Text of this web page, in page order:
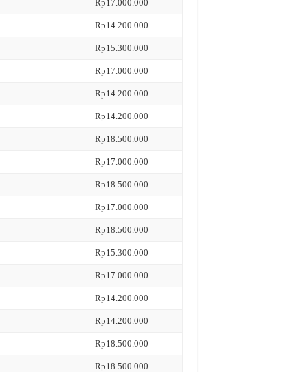
Rp17.000.000
Rp14.200.000
Rp15.300.000
Rp17.000.000
Rp14.200.000
Rp14.200.000
Rp18.500.000
Rp17.000.000
Rp18.500.000
Rp17.000.000
Rp18.500.000
Rp15.300.000
Rp17.000.000
Rp14.200.000
Rp14.200.000
Rp18.500.000
Rp18.500.000